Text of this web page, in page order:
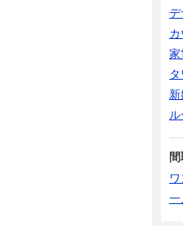
デ
家
間
一